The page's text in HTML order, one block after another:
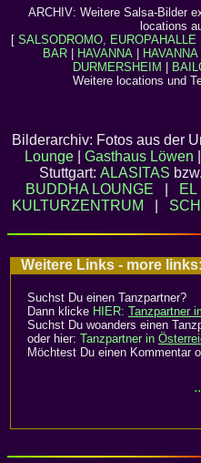
ARCHIV: Weitere Salsa-Bilder
locations
[ SALSODROMO, EUROPAHALLE|
BAR
HAVANNA
DURMERSHEIM
Weitere locations und
Bilderarchiv: Fotos aus der
Lounge| Gasthaus Löwen
Stuttgart: ALASITAS bzw.
BUDDHA LOUNGE
EL
KULTURZENTRUM
Weitere Links - more
Suchst Du einen Tanzpartner?
Dann klicke HIER: Tanzpartner
Suchst Du woanders einen
oder hier: Tanzpartner in
Möchtest Du einen Kommentar